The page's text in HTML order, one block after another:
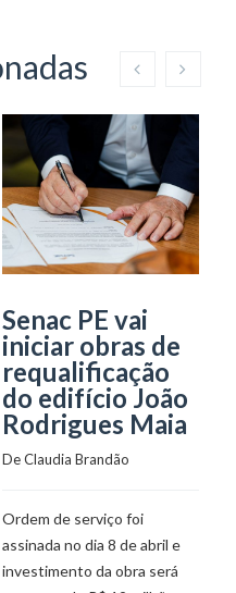
Senac PE vai
iniciar obras de
requalificação
do edifício João
Rodrigues Maia
De Claudia Brandão
Ordem de serviço foi
assinada no dia 8 de abril e
investimento da obra será